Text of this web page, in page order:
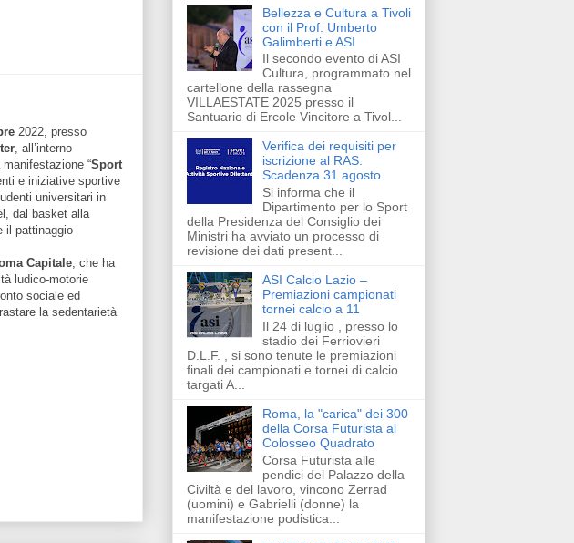
2022, presso
, all’interno
manifestazione “Sport
e iniziative sportive
universitari in
dal basket alla
il pattinaggio
Capitale , che ha
ludico-motorie
sociale ed
la sedentarietà
Bellezza e Cultura a Tivoli
con il Prof. Umberto
Galimberti e ASI
Il secondo evento di ASI
Cultura, programmato nel
cartellone della rassegna
VILLAESTATE 2025 presso il
Santuario di Ercole Vincitore a Tivol...
Verifica dei requisiti per
iscrizione al RAS.
Scadenza 31 agosto
Si informa che il
Dipartimento per lo Sport
della Presidenza del Consiglio dei
Ministri ha avviato un processo di
revisione dei dati present...
ASI Calcio Lazio –
Premiazioni campionati
tornei calcio a 11
Il 24 di luglio , presso lo
stadio dei Ferriovieri
D.L.F. , si sono tenute le premiazioni
finali dei campionati e tornei di calcio
targati A...
Roma, la "carica" dei 300
della Corsa Futurista al
Colosseo Quadrato
Corsa Futurista alle
pendici del Palazzo della
Civiltà e del lavoro, vincono Zerrad
(uomini) e Gabrielli (donne) la
manifestazione podistica...